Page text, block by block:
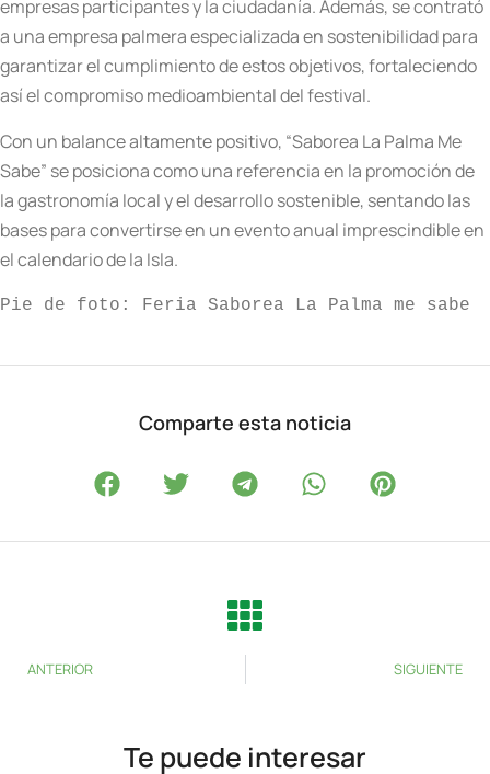
empresas participantes y la ciudadanía. Además, se contrató
a una empresa palmera especializada en sostenibilidad para
garantizar el cumplimiento de estos objetivos, fortaleciendo
así el compromiso medioambiental del festival.
Con un balance altamente positivo, “Saborea La Palma Me
Sabe” se posiciona como una referencia en la promoción de
la gastronomía local y el desarrollo sostenible, sentando las
bases para convertirse en un evento anual imprescindible en
el calendario de la Isla.
Pie de foto: Feria Saborea La Palma me sabe
Comparte esta noticia
ANTERIOR SIGUIENTE
Te puede interesar